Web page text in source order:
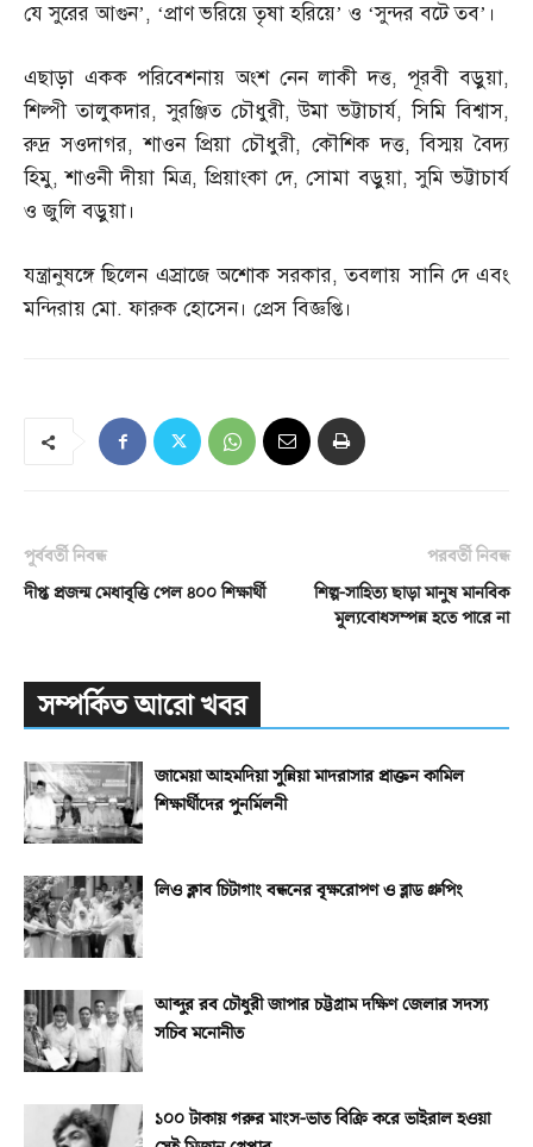
যে সুরের আগুন’, ‘প্রাণ ভরিয়ে তৃষা হরিয়ে’ ও ‘সুন্দর বটে তব’।
এছাড়া একক পরিবেশনায় অংশ নেন লাকী দত্ত, পূরবী বড়ুয়া,
শিল্পী তালুকদার,সুরঞ্জিত চৌধুরী,উমা ভট্টাচার্য,সিমি বিশ্বাস,
রুদ্র সওদাগর,শাওন প্রিয়া চৌধুরী, কৌশিক দত্ত,বিস্ময় বৈদ্য
হিমু,শাওনী দীয়া মিত্র,প্রিয়াংকা দে,সোমা বড়ুয়া,সুমি ভট্টাচার্য
ও জুলি বড়ুয়া।
যন্ত্রানুষঙ্গে ছিলেন এস্রাজে অশোক সরকার,তবলায় সানি দে এবং
মন্দিরায় মো.ফারুক হোসেন। প্রেস বিজ্ঞপ্তি।
পূর্ববর্তী নিবন্ধ
দীপ্ত প্রজন্ম মেধাবৃত্তি পেল ৪০০ শিক্ষার্থী
পরবর্তী নিবন্ধ
শিল্প-সাহিত্য ছাড়া মানুষ মানবিক
মূল্যবোধসম্পন্ন হতে পারে না
সম্পর্কিত আরো খবর
জামেয়া আহমদিয়া সুন্নিয়া মাদরাসার প্রাক্তন কামিল
শিক্ষার্থীদের পুনর্মিলনী
লিও ক্লাব চিটাগাং বন্ধনের বৃক্ষরোপণ ও ব্লাড গ্রুপিং
আব্দুর রব চৌধুরী জাপার চট্টগ্রাম দক্ষিণ জেলার সদস্য
সচিব মনোনীত
১০০ টাকায় গরুর মাংস-ভাত বিক্রি করে ভাইরাল হওয়া